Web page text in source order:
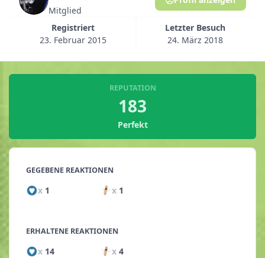
Mitglied
Registriert
23. Februar 2015
Letzter Besuch
24. März 2018
REPUTATION
183
Perfekt
GEGEBENE REAKTIONEN
x 1 x1
ERHALTENE REAKTIONEN
x 14 x4